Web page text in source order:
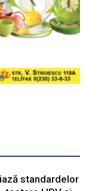
standardelor